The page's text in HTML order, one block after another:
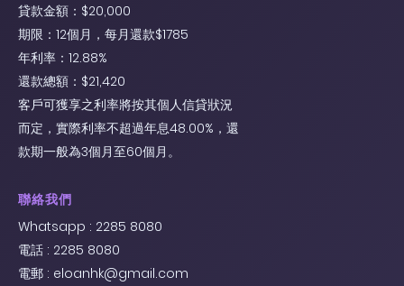
貸款金額：$20,000
期限：12個月，每月還款$1785
年利率：12.88%
還款總額：$21,420
客戶可獲享之利率將按其個人信貸狀況
而定，實際利率不超過年息48.00%，還
款期一般為3個月至60個月。
聯絡我們
Whatsapp : 2285 8080
電話 : 2285 8080
電郵 : eloanhk@gmail.com